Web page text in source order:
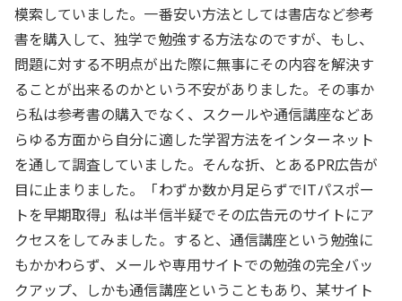
模索していました。一番安い方法としては書店など参考
書を購入して、独学で勉強する方法なのですが、もし、
問題に対する不明点が出た際に無事にその内容を解決す
ることが出来るのかという不安がありました。その事か
ら私は参考書の購入でなく、スクールや通信講座などあ
らゆる方面から自分に適した学習方法をインターネット
を通して調査していました。そんな折、とあるPR広告が
目に止まりました。「わずか数か月足らずでITパスポー
トを早期取得」私は半信半疑でその広告元のサイトにア
クセスをしてみました。すると、通信講座という勉強に
もかかわらず、メールや専用サイトでの勉強の完全バッ
クアップ、しかも通信講座ということもあり、某サイト